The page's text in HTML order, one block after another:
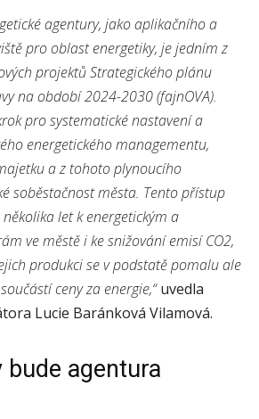
agentury, jako aplikačního a
pro oblast energetiky, je jedním z
projektů Strategického plánu
na období 2024-2030 (fajnOVA).
pro systematické nastavení a
energetického managementu,
a z tohoto plynoucího
soběstačnost města. Tento přístup
let k energetickým a
ve městě i ke snižování emisí CO2,
produkci se v podstatě pomalu ale
ceny za energie,“uvedla
Lucie Baránková Vilamová.
bude agentura